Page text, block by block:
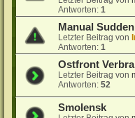
Antworten:1
Manual
Letzter Beitrag von
Antworten:1
Ostfront
Letzter Beitrag von
Antworten:52
Smolensk